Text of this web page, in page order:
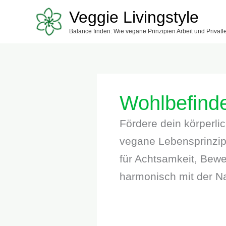
Veggie Livingstyle
Balance finden: Wie vegane Prinzipien Arbeit und
Fördere dein
vegane
für Achtsamkeit,
harmonisch mit der